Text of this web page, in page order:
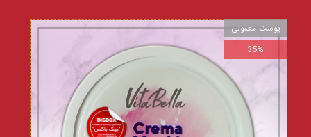
پوست معمولی
35%